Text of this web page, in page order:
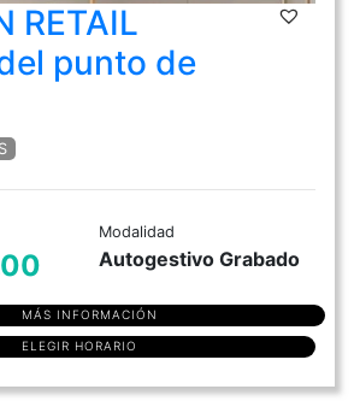
RETAIL
punto de
Modalidad
Autogestivo Grabado
MÁS INFORMACIÓN
ELEGIR HORARIO